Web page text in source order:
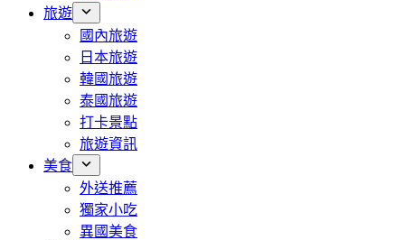
旅遊
國內旅遊
日本旅遊
韓國旅遊
泰國旅遊
打卡景點
旅遊資訊
美食
外送推薦
獨家小吃
異國美食